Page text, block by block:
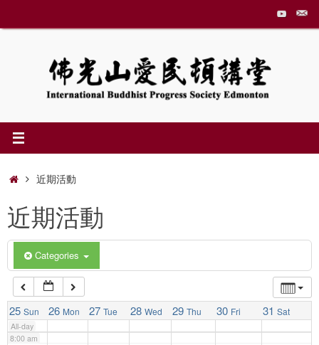
to
Home近期活動
近期活動
Categories
25 Sun 26 Mon 27 Tue 28 Wed 29 Thu 30 Fri 31 Sat
All-day
3:00 am
5:00 am
6:00 am
7:00 am
8:00 am